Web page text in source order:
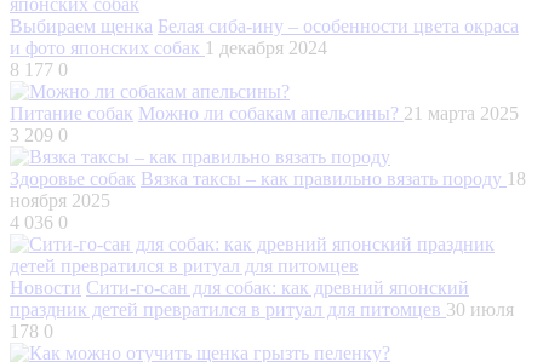
Выбираем щенка Белая сиба-ину – особенности цвета окраса
и фото японских собак 1 декабря 2024
8 177 0
Питание собак Можно ли собакам апельсины? 21 марта 2025
3 209 0
Здоровье собак Вязка таксы – как правильно вязать породу 18
ноября 2025
4 036 0
Новости Сити-го-сан для собак: как древний японский
праздник детей превратился в ритуал для питомцев 30 июля
178 0